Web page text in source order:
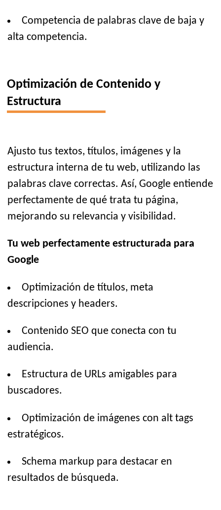
Competencia de palabras clave de baja y
alta competencia.
Optimización de Contenido y
Estructura
Ajusto tus textos, títulos, imágenes y la
estructura interna de tu web, utilizando las
palabras clave correctas. Así, Google entiende
perfectamente de qué trata tu página,
mejorando su relevancia y visibilidad.
Tu web perfectamente estructurada para
Google
Optimización de títulos, meta
descripciones y headers.
Contenido SEO que conecta con tu
audiencia.
Estructura de URLs amigables para
buscadores.
Optimización de imágenes con alt tags
estratégicos.
Schema markup para destacar en
resultados de búsqueda.